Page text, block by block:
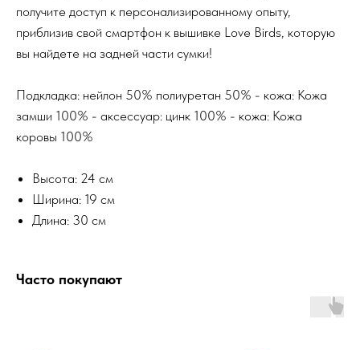
получите доступ к персонализированному опыту,
приблизив свой смартфон к вышивке Love Birds, которую
вы найдете на задней части сумки!
Подкладка: нейлон 50% полиуретан 50% - кожа: Кожа
замши 100% - аксессуар: цинк 100% - кожа: Кожа
коровы 100%
Высота: 24 см
Ширина: 19 см
Длина: 30 см
Часто покупают